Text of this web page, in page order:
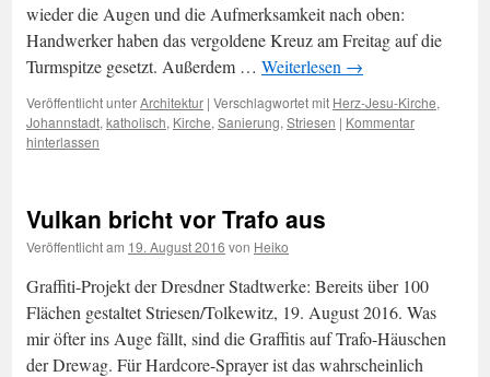
wieder die Augen und die Aufmerksamkeit nach oben:
Handwerker haben das vergoldene Kreuz am Freitag auf die
Turmspitze gesetzt. Außerdem … Weiterlesen →
Veröffentlicht unterArchitektur | Verschlagwortet mit Herz-Jesu-Kirche,
Johannstadt, katholisch, Kirche, Sanierung, Striesen | Kommentar
hinterlassen
Vulkan bricht vor Trafo aus
Veröffentlicht am 19. August 2016 von Heiko
Graffiti-Projekt der Dresdner Stadtwerke: Bereits über 100
Flächen gestaltet Striesen/Tolkewitz, 19. August 2016. Was
mir öfter ins Auge fällt, sind die Graffitis auf Trafo-Häuschen
der Drewag. Für Hardcore-Sprayer ist das wahrscheinlich